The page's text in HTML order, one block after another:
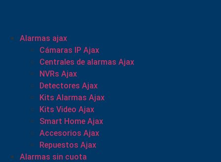
Alarmas ajax
Cámaras IP Ajax
Centrales de alarmas Ajax
NVRs Ajax
Detectores Ajax
Kits Alarmas Ajax
Kits Video Ajax
Smart Home Ajax
Accesorios Ajax
Repuestos Ajax
Alarmas sin cuota